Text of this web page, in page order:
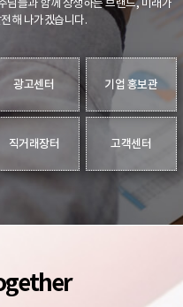
님들과 함께 상생하는 브랜드, 미래가
해 나가겠습니다.
광고센터 기업 홍보관
직거래장터 고객센터